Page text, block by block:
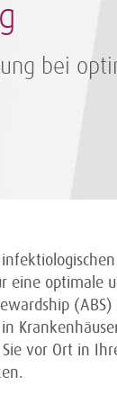
bei
eine optimale
vor Ort in